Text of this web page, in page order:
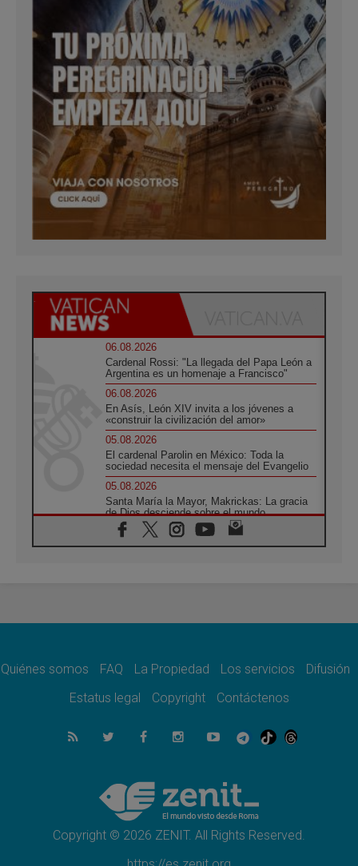
06.08.2026
Cardenal Rossi: "La llegada del Papa León a
Argentina es un homenaje a Francisco"
06.08.2026
En Asís, León XIV invita a los jóvenes a
«construir la civilización del amor»
05.08.2026
El cardenal Parolin en México: Toda la
sociedad necesita el mensaje del Evangelio
05.08.2026
Santa María la Mayor, Makrickas: La gracia
de Dios desciende sobre el mundo
05.08.2026
Cristianos y confucianos: Respeto y
dolor, una Iglesia que no se rinde"
La Fuerza del "Círculo de Héroes" con el
05.08.2026
Nuncio en Ucrania: Preocupa escuchar a
Ucrania: Ataque masivo en Kyiv durante la
noche
Quiénes somos FAQ La Propiedad Los servicios
Difusión
Estatus legal
Copyright Contáctenos
Copyright © 2026 ZENIT. All Rights Reserved.